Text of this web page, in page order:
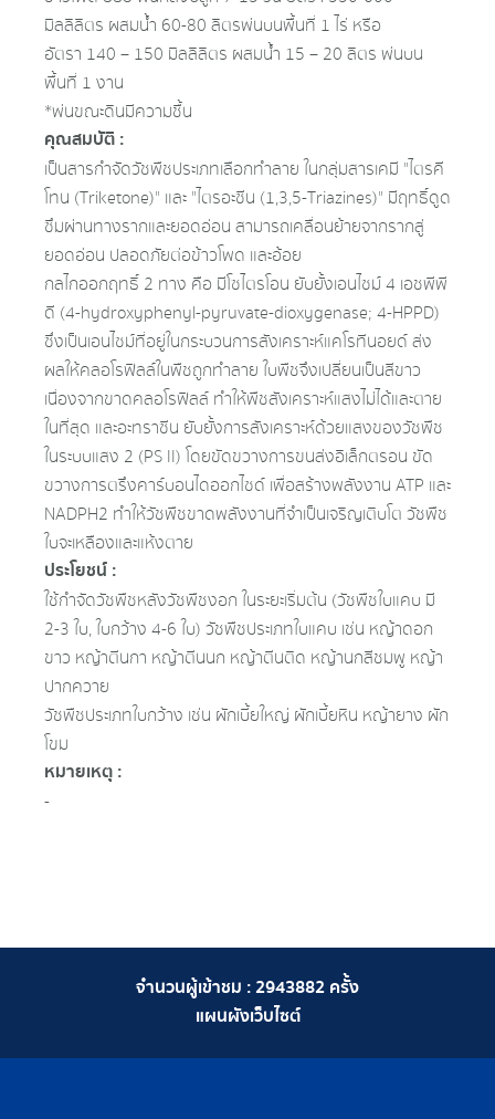
มิลลิลิตร ผสมน้ำ 60-80 ลิตรพ่นบนพื้นที่ 1 ไร่ หรือ
อัตรา 140 – 150 มิลลิลิตร ผสมน้ำ 15 – 20 ลิตร พ่นบน
พื้นที่ 1 งาน
*พ่นขณะดินมีความชื้น
คุณสมบัติ :
เป็นสารกำจัดวัชพืชประเภทเลือกทำลาย ในกลุ่มสารเคมี "ไตรคี
โทน (Triketone)" และ "ไตรอะซีน (1,3,5-Triazines)" มีฤทธิ์ดูด
ซึมผ่านทางรากและยอดอ่อน สามารถเคลื่อนย้ายจากรากสู่
ยอดอ่อน ปลอดภัยต่อข้าวโพด และอ้อย
กลไกออกฤทธิ์ 2 ทาง คือ มีโซไตรโอน ยับยั้งเอนไซม์ 4 เอชพีพี
ดี (4-hydroxyphenyl-pyruvate-dioxygenase; 4-HPPD)
ซึ่งเป็นเอนไซม์ที่อยู่ในกระบวนการสังเคราะห์แคโรทีนอยด์ ส่ง
ผลให้คลอโรฟิลล์ในพืชถูกทำลาย ใบพืชจึงเปลี่ยนเป็นสีขาว
เนื่องจากขาดคลอโรฟิลล์ ทำให้พืชสังเคราะห์แสงไม่ได้และตาย
ในที่สุด และอะทราซีน ยับยั้งการสังเคราะห์ด้วยแสงของวัชพืช
ในระบบแสง 2 (PS II) โดยขัดขวางการขนส่งอิเล็กตรอน ขัด
ขวางการตรึงคาร์บอนไดออกไซด์ เพื่อสร้างพลังงาน ATP และ
NADPH2 ทำให้วัชพืชขาดพลังงานที่จำเป็นเจริญเติบโต วัชพืช
ใบจะเหลืองและแห้งตาย
ประโยชน์ :
ใช้กำจัดวัชพืชหลังวัชพืชงอก ในระยะเริ่มต้น (วัชพืชใบแคบ มี
2-3 ใบ, ใบกว้าง 4-6 ใบ) วัชพืชประเภทใบแคบ เช่น หญ้าดอก
ขาว หญ้าตีนกา หญ้าตีนนก หญ้าตีนติด หญ้านกสีชมพู หญ้า
ปากควาย
วัชพืชประเภทใบกว้าง เช่น ผักเบี้ยใหญ่ ผักเบี้ยหิน หญ้ายาง ผัก
โขม
หมายเหตุ :
-
จำนวนผู้เข้าชม :2943882 ครั้ง
แผนผังเว็บไซต์